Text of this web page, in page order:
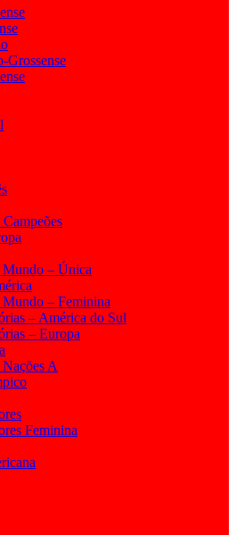
Grossense
Mundo – Única
– Feminina
– América do Sul
– Europa
A
Feminina